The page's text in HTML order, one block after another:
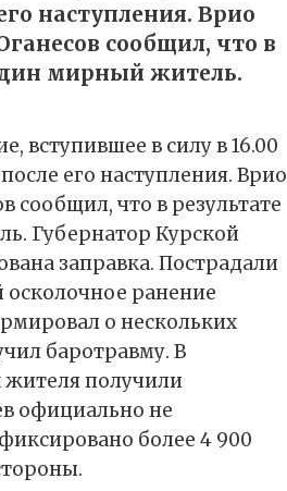
наступления. Врио
сообщил, что в
мирный житель.
вступившее в силу в 16.00
его наступления. Врио
сообщил, что в результате
Губернатор Курской
заправка. Пострадали
ранение
о нескольких
баротравму. В
получили
официально не
более 4 900